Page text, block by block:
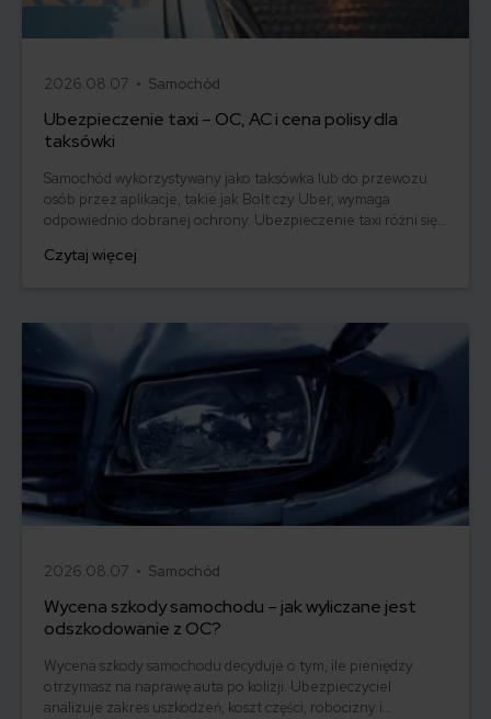
2026.08.07 • Samochód
Ubezpieczenie taxi – OC, AC i cena polisy dla
taksówki
Samochód wykorzystywany jako taksówka lub do przewozu
osób przez aplikacje, takie jak Bolt czy Uber, wymaga
odpowiednio dobranej ochrony. Ubezpieczenie taxi różni się
pojazdu, zakresem ryzyka i ceną. Sprawdź, czy OC taxi jest
Czytaj więcej
2026.08.07 • Samochód
Wycena szkody samochodu – jak wyliczane jest
odszkodowanie z OC?
Wycena szkody samochodu decyduje o tym, ile pieniędzy
otrzymasz na naprawę auta po kolizji. Ubezpieczyciel
analizuje zakres uszkodzeń, koszt części, robocizny i